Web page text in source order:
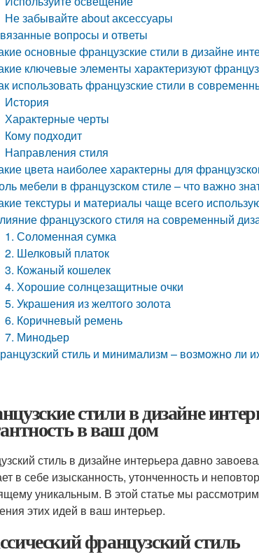
Не забывайте about аксессуары
вопросы и ответы
основные французские стили в дизайне
ключевые элементы характеризуют
использовать французские стили в
История
Характерные черты
Кому подходит
Направления стиля
цвета наиболее характерны для
мебели в французском стиле – что важно
текстуры и материалы чаще всего
французского стиля на современный
1. Соломенная сумка
2. Шелковый платок
3. Кожаный кошелек
4. Хорошие солнцезащитные очки
5. Украшения из желтого золота
6. Коричневый ремень
7. Минодьер
стиль и минимализм – возможно ли
стили в дизайне
в ваш дом
стиль в дизайне интерьера давно
в себе изысканность, утонченность и
уникальным. В этой статье мы
этих идей в ваш интерьер.
французский стиль